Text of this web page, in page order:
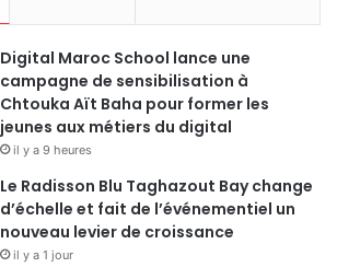
Digital Maroc School lance une
campagne de sensibilisation à
Chtouka Aït Baha pour former les
jeunes aux métiers du digital
il y a 9 heures
Le Radisson Blu Taghazout Bay change
d’échelle et fait de l’événementiel un
nouveau levier de croissance
il y a 1 jour